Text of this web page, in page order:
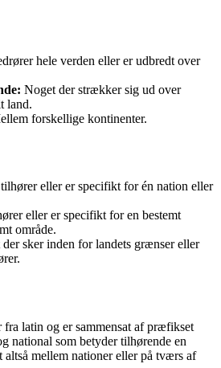
hele verden eller er udbredt over
Noget der strækker sig ud over
land.
forskellige kontinenter.
eller er specifikt for én nation eller
eller er specifikt for en bestemt
område.
sker inden for landets grænser eller
fra latin og er sammensat af præfikset
national som betyder tilhørende en
altså mellem nationer eller på tværs af